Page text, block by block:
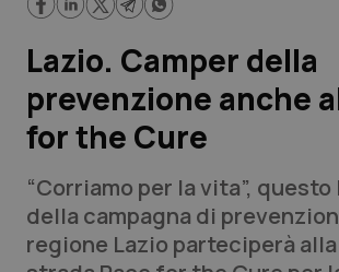
Lavoro e Professioni
Scienza e Farmaci
Studi e Analisi
Lettere al direttore
Lazio. Camper della
prevenzione anche
for the Cure
“Corriamo per la vita”,
della campagna di
regione Lazio parteciperà